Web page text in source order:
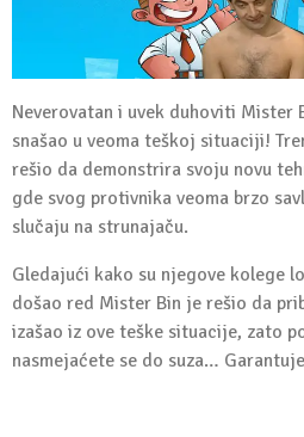
Neverovatan i uvek duhoviti Mister
snašao u veoma teškoj situaciji!
rešio da demonstrira svoju novu
gde svog protivnika veoma brzo
slučaju na strunajaču.
Gledajući kako su njegove kolege
došao red Mister Bin je rešio da
izašao iz ove teške situacije, zato
nasmejaćete se do suza…